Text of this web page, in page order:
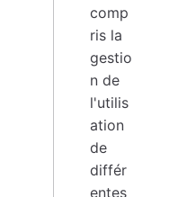
comp
ris la
gestio
n de
l'utilis
ation
de
différ
entes